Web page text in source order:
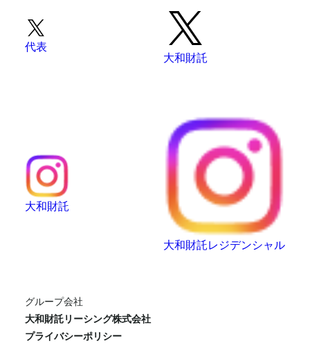
代表
大和財託
大和財託
大和財託レジデンシャル
グループ会社
大和財託リーシング株式会社
プライバシーポリシー